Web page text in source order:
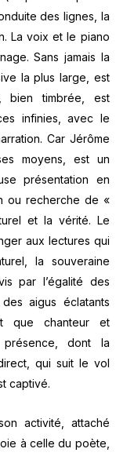
des lignes, la
La voix et le piano
Sans jamais la
la plus large, est
bien timbrée, est
infinies, avec le
Car Jérôme
moyens, est un
présentation en
ou recherche de «
et la vérité. Le
aux lectures qui
la souveraine
par l’égalité des
aigus éclatants
que chanteur et
dont la
qui suit le vol
captivé.
activité, attaché
à celle du poète,